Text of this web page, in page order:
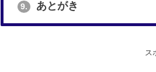
9. あとがき
ス